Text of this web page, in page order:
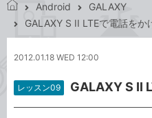
で
ネ
ト
Android
GALAXY
GALAXY S II LTEで電話をか
2012.01.18 WED 12:00
レッスン09 GALAXY S II